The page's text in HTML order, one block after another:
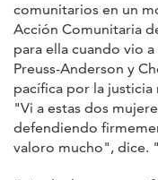
comunitarios en un
Acción Comunitaria
para ella cuando vio
Preuss-Anderson y
pacífica por la
"Vi a estas dos
defendiendo
valoro mucho", dice.